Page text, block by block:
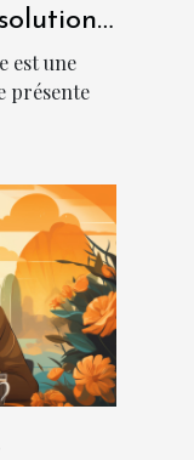
en
est une
présente